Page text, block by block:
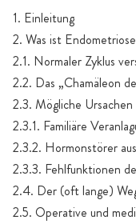
1. Einleitung
2. Was ist
2.1. Normaler Zyklus
2.2. Das „Chamäleon
2.3. Mögliche
2.3.1. Familiäre
2.3.2. Hormonstörer
2.3.3. Fehlfunktionen
2.4. Der (oft lange)
2.5. Operative und